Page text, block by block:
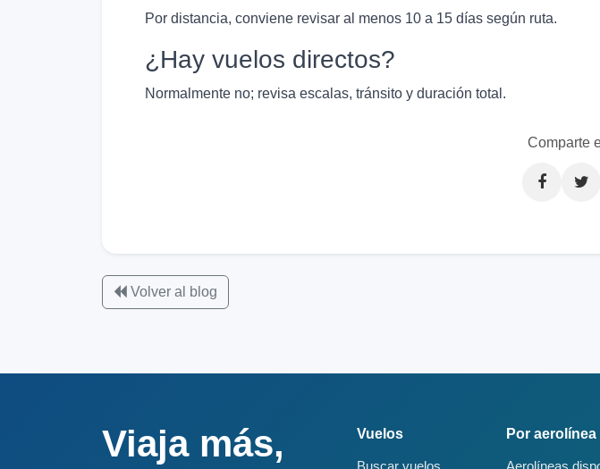
Por distancia, conviene revisar al menos 10 a 15 días según ruta.
¿Hay vuelos directos?
Normalmente no; revisa escalas, tránsito y duración total.
Comparte
Volver al blog
Viaja más,
Vuelos Por aerolínea